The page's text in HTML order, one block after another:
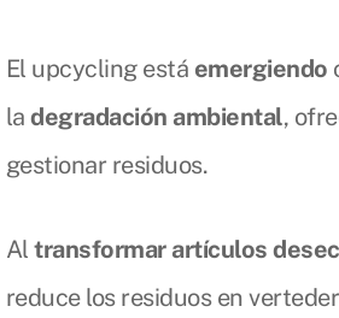
El upcycling está emergiendo
ladegradación ambiental,
gestionar residuos.
Altransformar artículos
reduce los residuos en